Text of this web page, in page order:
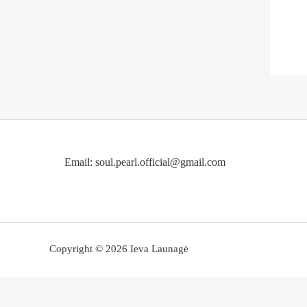
Email: soul.pearl.official@gmail.com
Copyright © 2026 Ieva Launagė